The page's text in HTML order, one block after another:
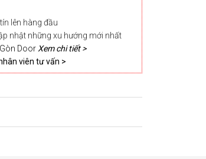
lên hàng đầu
nhật những xu hướng mới nhất
Door Xem chi tiết >
viên tư vấn >